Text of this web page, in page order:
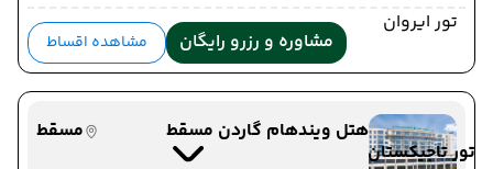
تور ایروان
تور تاجیکستان
مشاوره و رزرو رایگان مشاهده اقساط
هتل ویندهام گاردن مسقط
مسقط